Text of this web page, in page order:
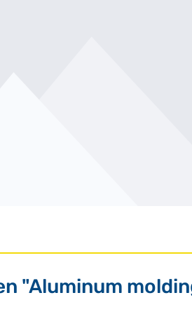
"Aluminum